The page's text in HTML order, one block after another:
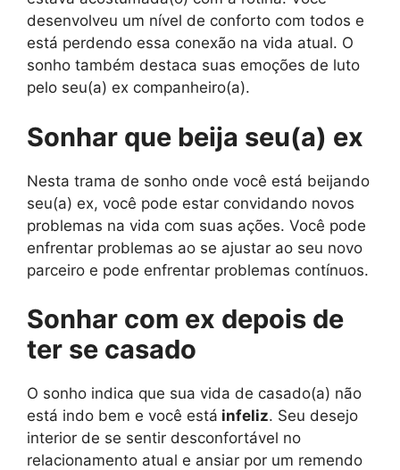
desenvolveu um nível de conforto com todos e
está perdendo essa conexão na vida atual. O
sonho também destaca suas emoções de luto
pelo seu(a) ex companheiro(a).
Sonhar que beija seu(a) ex
Nesta trama de sonho onde você está beijando
seu(a) ex, você pode estar convidando novos
problemas na vida com suas ações. Você pode
enfrentar problemas ao se ajustar ao seu novo
parceiro e pode enfrentar problemas contínuos.
Sonhar com ex depois de
ter se casado
O sonho indica que sua vida de casado(a) não
está indo bem e você está infeliz. Seu desejo
interior de se sentir desconfortável no
relacionamento atual e ansiar por um remendo